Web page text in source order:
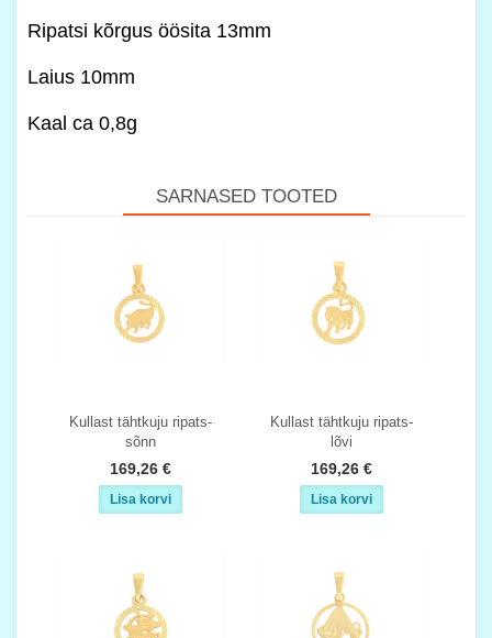
Ripatsi kõrgus öösita 13mm
Laius 10mm
Kaal ca 0,8g
SARNASED TOOTED
Kullast tähtkuju ripats-
sõnn
169,26 €
Kullast tähtkuju ripats-
lõvi
169,26 €